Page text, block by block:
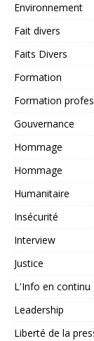
Environnement
Fait divers
Faits Divers
Formation
Formation
Gouvernance
Hommage
Hommage
Humanitaire
Insécurité
Interview
Justice
L'Info en continu
Leadership
Liberté de la